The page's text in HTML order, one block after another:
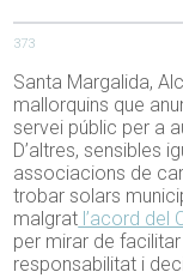
373
Santa Margalida,
mallorquins que
servei públic per a
D’altres, sensibles
associacions de
trobar solars
malgrat l’acord del
per mirar de facilitar
responsabilitat i